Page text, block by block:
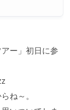
ー」初日に参
ね～。